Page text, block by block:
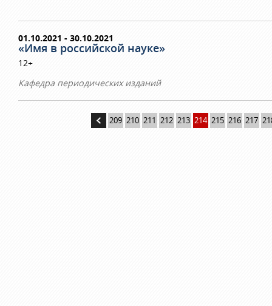
01.10.2021 - 30.10.2021
«Имя в российской науке»
12+
Кафедра периодических изданий
209 210 211 212 213 214 215 216 217